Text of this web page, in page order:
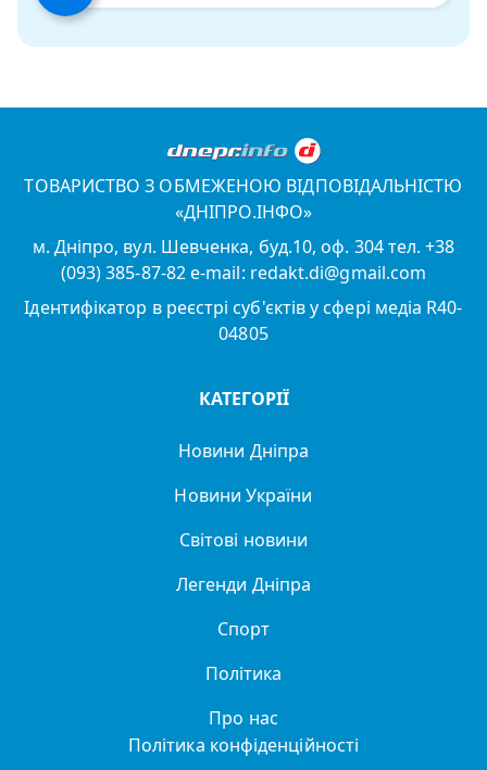
ТОВАРИСТВО З ОБМЕЖЕНОЮ ВІДПОВІДАЛЬНІСТЮ
«ДНІПРО.ІНФО»
м. Дніпро, вул. Шевченка, буд.10, оф. 304 тел. +38
(093) 385-87-82 e-mail: redakt.di@gmail.com
Ідентифікатор в реєстрі суб'єктів у сфері медіа R40-
04805
КАТЕГОРІЇ
Новини Дніпра
Новини України
Світові новини
Легенди Дніпра
Спорт
Політика
Про нас
Політика конфіденційності